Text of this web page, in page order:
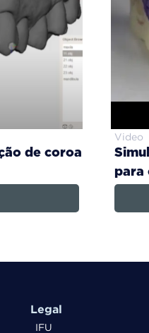
de coroa
Video
para
Legal
IFU